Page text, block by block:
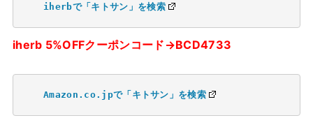
iherbで「キトサン」を検索
iherb 5%OFFクーポンコード→BCD4733
Amazon.co.jpで「キトサン」を検索